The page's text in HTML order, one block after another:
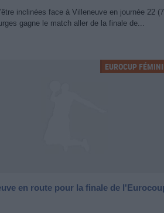
inclinées face à Villeneuve en journée 22
gagne le match aller de la finale de...
EUROCUP
en route pour la finale de